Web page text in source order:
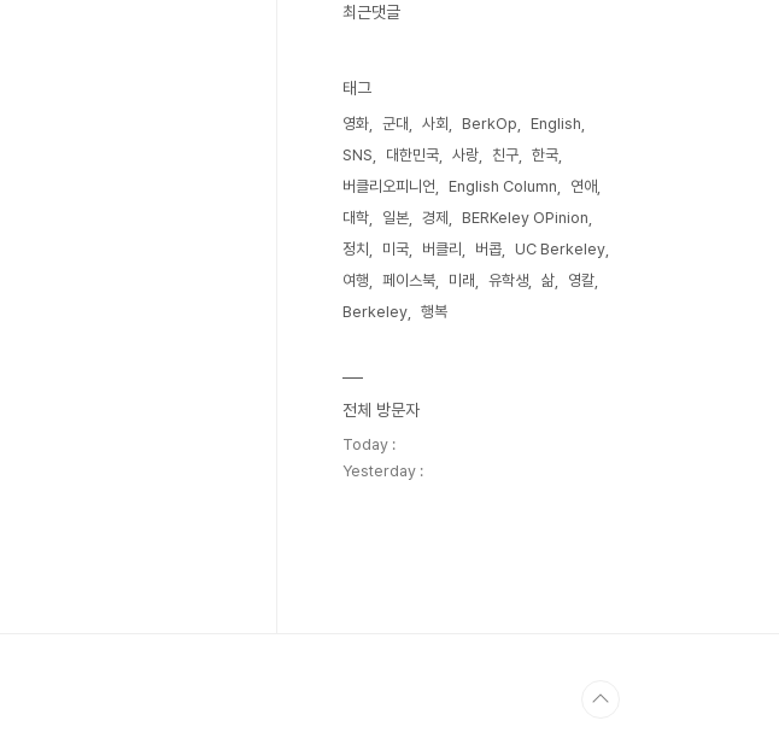
최근댓글
태그
영화 군대 사회 BerkOp
English
SNS
대한민국 사랑 친구
한국
버클리오피니언
English Column
연애
대학
일본 경제
BERKeley OPinion
정치
미국 버클리 버콥
UC Berkeley
여행
페이스북 미래 유학생 삶
영칼
Berkeley
행복
전체 방문자
Today :
Yesterday :